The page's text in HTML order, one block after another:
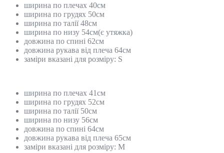
ширина по плечах 40см
ширина по грудях 50см
ширина по талії 48см
ширина по низу 54см(є утяжка)
довжина по спині 62см
довжина рукава від плеча 64см
заміри вказані для розміру: S
ширина по плечах 41см
ширина по грудях 52см
ширина по талії 50см
ширина по низу 56см
довжина по спині 64см
довжина рукава від плеча 65см
заміри вказані для розміру: M